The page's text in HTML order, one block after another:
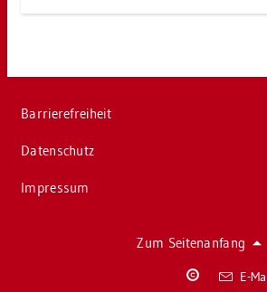
Bar­rie­re­frei­heit
Da­ten­schutz
Im­pres­sum
Zum Sei­ten­an­fang
E-
Co­